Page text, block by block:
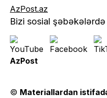
AzPost.az
Bizi sosial
AzPost
© Materiallardan